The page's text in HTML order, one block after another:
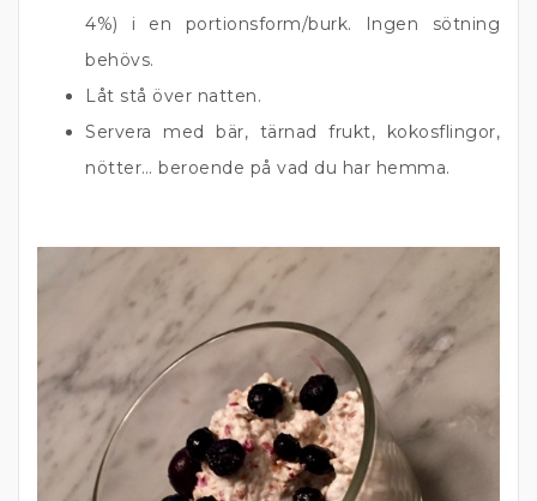
4%) i en portionsform/burk. Ingen sötning
behövs.
Låt stå över natten.
Servera med bär, tärnad frukt, kokosflingor,
nötter… beroende på vad du har hemma.